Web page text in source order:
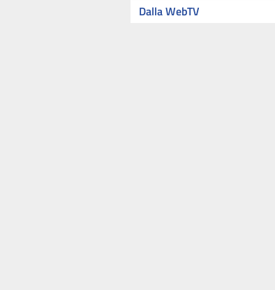
Dalla WebTV